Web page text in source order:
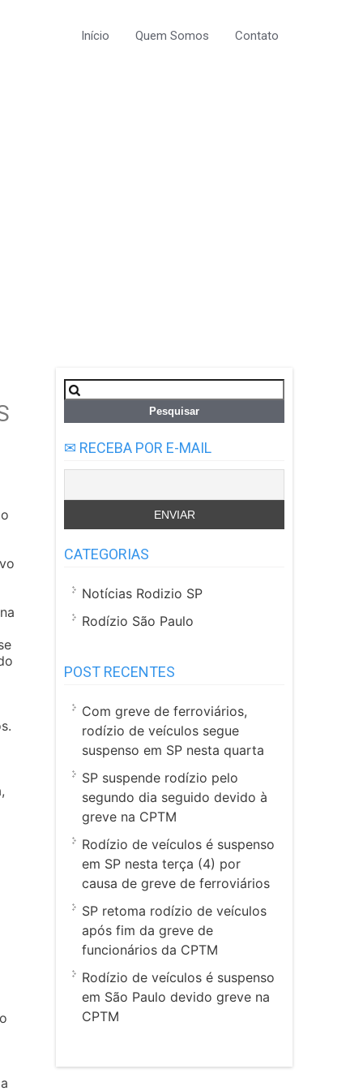
Início Quem Somos Contato
Pesquisar
por:
✉ RECEBA POR E-MAIL
CATEGORIAS
Notícias Rodizio SP
Rodízio São Paulo
POST RECENTES
Com greve de ferroviários,
rodízio de veículos segue
suspenso em SP nesta quarta
SP suspende rodízio pelo
segundo dia seguido devido à
greve na CPTM
Rodízio de veículos é suspenso
em SP nesta terça (4) por
causa de greve de ferroviários
SP retoma rodízio de veículos
após fim da greve de
funcionários da CPTM
Rodízio de veículos é suspenso
em São Paulo devido greve na
CPTM